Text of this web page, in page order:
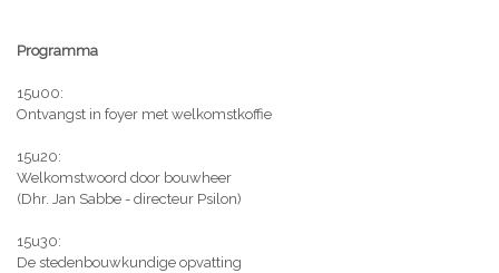
Programma
15u00:
Ontvangst in foyer met welkomstkoffie
15u20:
Welkomstwoord door bouwheer
(Dhr. Jan Sabbe - directeur Psilon)
15u30:
De stedenbouwkundige opvatting